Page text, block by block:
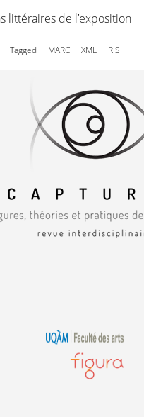
littéraires de l’exposition
Tagged MARC XML RIS